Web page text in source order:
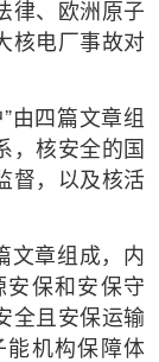
律、欧洲原子
核电厂事故对
由四篇文章组
，核安全的国
督，以及核活
文章组成，内
安保和安保守
全且安保运输
能机构保障体